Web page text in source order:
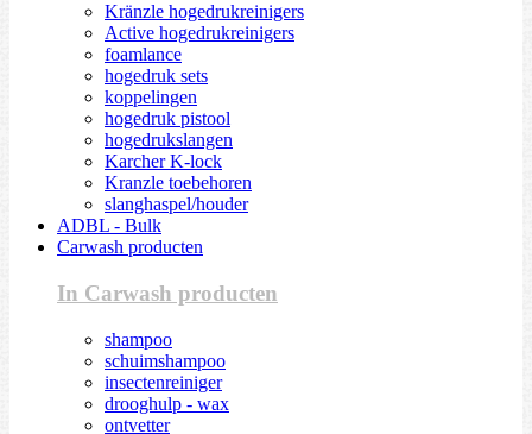
Kränzle hogedrukreinigers
Active hogedrukreinigers
foamlance
hogedruk sets
koppelingen
hogedruk pistool
hogedrukslangen
Karcher K-lock
Kranzle toebehoren
slanghaspel/houder
ADBL - Bulk
Carwash producten
In Carwash producten
shampoo
schuimshampoo
insectenreiniger
drooghulp - wax
ontvetter